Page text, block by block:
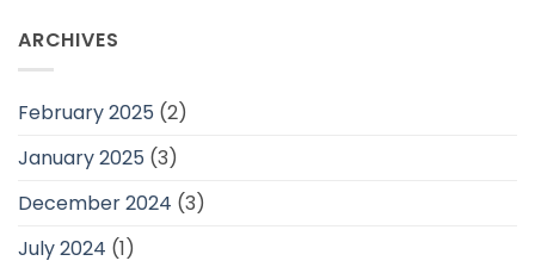
ARCHIVES
February 2025 (2)
January 2025 (3)
December 2024 (3)
July 2024 (1)